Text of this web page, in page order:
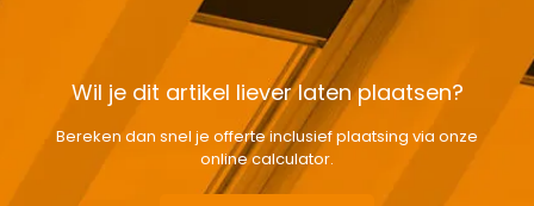
Wil je dit artikel liever laten plaatsen?
Bereken dan snel je offerte inclusief plaatsing via onze
online calculator.